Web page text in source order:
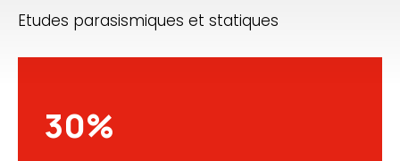
Etudes parasismiques et statiques
30%